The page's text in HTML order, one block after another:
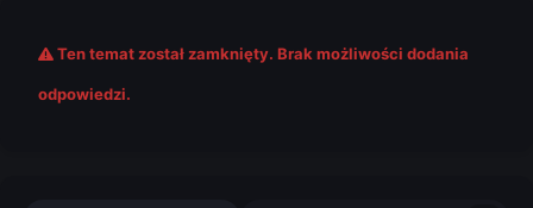
Ten temat został zamknięty. Brak możliwości dodania
odpowiedzi.